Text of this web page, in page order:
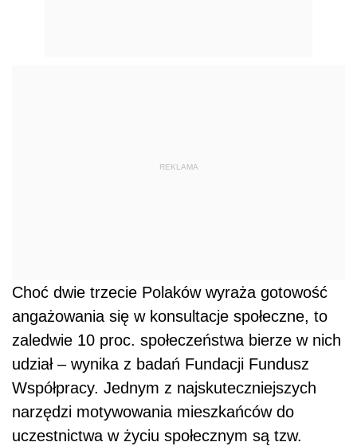
REKLAMA
Choć dwie trzecie Polaków wyraża gotowość
angażowania się w konsultacje społeczne, to
zaledwie 10 proc. społeczeństwa bierze w nich
udział – wynika z badań Fundacji Fundusz
Współpracy. Jednym z najskuteczniejszych
narzędzi motywowania mieszkańców do
uczestnictwa w życiu społecznym są tzw.